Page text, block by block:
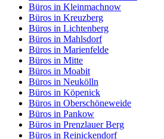
Büros in Kleinmachnow
Büros in Kreuzberg
Büros in Lichtenberg
Büros in Mahlsdorf
Büros in Marienfelde
Büros in Mitte
Büros in Moabit
Büros in Neukölln
Büros in Köpenick
Büros in Oberschöneweide
Büros in Pankow
Büros in Prenzlauer Berg
Büros in Reinickendorf